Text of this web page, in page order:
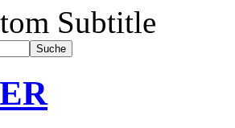
Subtitle
Suche